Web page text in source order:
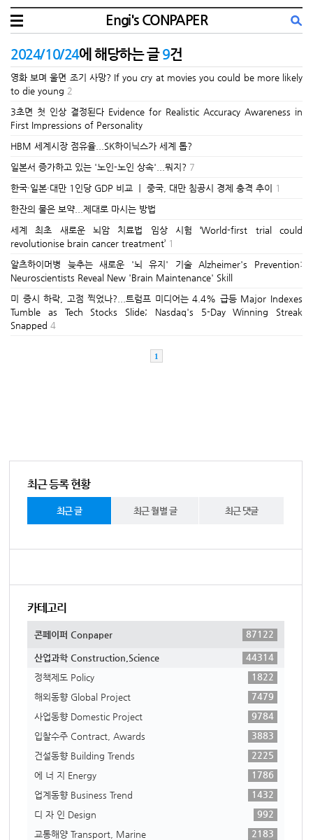
Engi's CONPAPER
2024/10/24에 해당하는 글9건
영화 보며 울면 조기 사망? If you cry at movies you could be more likely
to die young 2
3초면 첫 인상 결정된다 Evidence for Realistic Accuracy Awareness in
First Impressions of Personality
HBM 세계시장 점유율...SK하이닉스가 세계 톱?
일본서 증가하고 있는 '노인-노인 상속'...뭐지? 7
한국·일본·대만 1인당 GDP 비교 ㅣ 중국, 대만 침공시 경제 충격 추이
1
한잔의 물은 보약...제대로 마시는 방법
세계 최초 새로운 뇌암 치료법 임상 시험 ‘World-first trial could
revolutionise brain cancer treatment’ 1
알츠하이머병 늦추는 새로운 '뇌 유지' 기술 Alzheimer's Prevention:
Neuroscientists Reveal New 'Brain Maintenance' Skill
미 증시 하락, 고점 찍었나?...트럼프 미디어는 4.4% 급등 Major Indexes
Tumble as Tech Stocks Slide; Nasdaq's 5-Day Winning Streak
Snapped 4
1
최근 등록 현황
최근 글 최근 월별 글 최근 댓글
카테고리
콘페이퍼 Conpaper 87122
산업과학 Construction,Science
44314
정책제도 Policy
1822
해외동향 Global Project
7479
사업동향 Domestic Project
9784
입찰수주 Contract, Awards
3883
건설동향 Building Trends
2225
에 너 지 Energy
1786
업계동향 Business Trend
1432
디 자 인 Design
992
교통해양 Transport, Marine
2183